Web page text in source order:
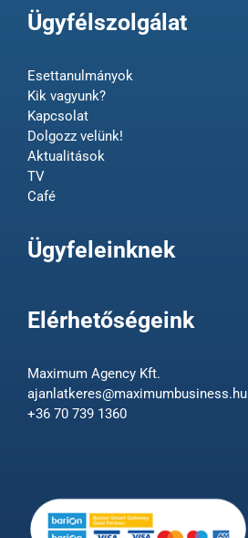
Ügyfélszolgálat
Esettanulmányok
Kik vagyunk?
Kapcsolat
Dolgozz velünk!
Aktualitások
TV
Café
Ügyfeleinknek
Elérhetőségeink
Maximum Agency Kft.
ajanlatkeres@maximumbusiness.hu
+36 70 739 1360